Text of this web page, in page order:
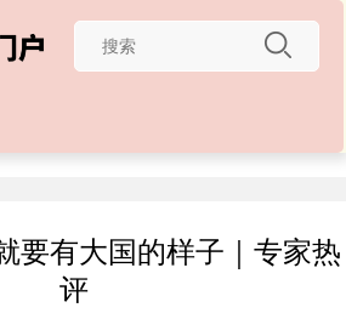
要有大国的样子｜专家热
评